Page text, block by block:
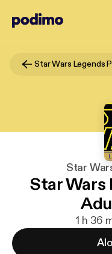
Star Wars Legends
Star
Star Wars
1 h 36